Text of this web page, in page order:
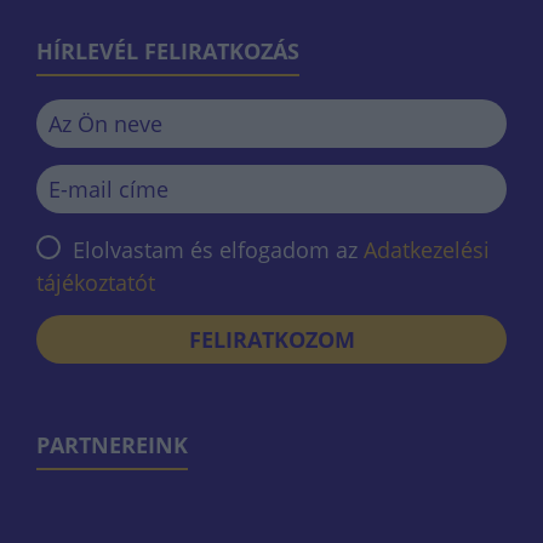
HÍRLEVÉL FELIRATKOZÁS
Elolvastam és elfogadom az Adatkezelési
tájékoztatót
FELIRATKOZOM
PARTNEREINK